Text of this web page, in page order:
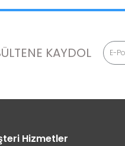
alabilir miyim?KAYDOL
Hizmetler